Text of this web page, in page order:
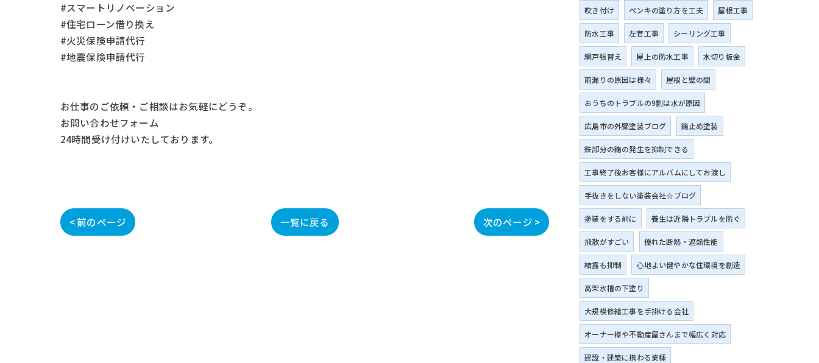
#スマートリノベーション
#住宅ローン借り換え
#火災保険申請代行
#地震保険申請代行
お仕事の ご依頼・ご相談はお気軽にどうぞ。
お問い合わせフォーム
24時間受け付けいたしております。
< 前のページ 一覧に戻る 次のページ >
吹き付け ペンキの塗り方を工夫 屋根工事
防水工事 左官工事 シーリング工事
網戸張替え 屋上の防水工事 水切り板金
雨漏りの原因は様々 屋根と壁の間
おうちのトラブルの9割は水が原因
広島市の外壁塗装ブログ 錆止め塗装
鉄部分の錆の発生を抑制できる
工事終了後お客様にアルバムにしてお渡し
手抜きをしない塗装会社☆ブログ
塗装をする前に 養生は近隣トラブルを防ぐ
飛散がすごい 優れた断熱・遮熱性能
結露も抑制 心地よい健やかな住環境を創造
高架水槽の下塗り
大規模修繕工事を手掛ける会社
オーナー様や不動産屋さんまで幅広く対応
建設・建築に携わる業種